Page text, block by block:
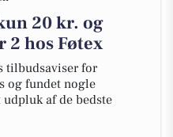
20 kr. og
2 hos Føtex
tilbudsaviser for
og fundet nogle
af de bedste